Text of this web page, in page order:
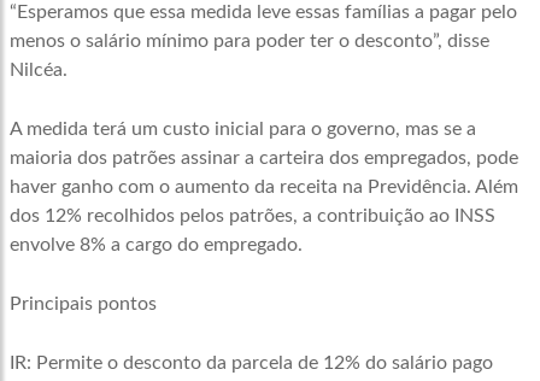
“Esperamos que essa medida leve essas famílias a pagar pelo
menos o salário mínimo para poder ter o desconto”, disse
Nilcéa.
A medida terá um custo inicial para o governo, mas se a
maioria dos patrões assinar a carteira dos empregados, pode
haver ganho com o aumento da receita na Previdência. Além
dos 12% recolhidos pelos patrões, a contribuição ao INSS
envolve 8% a cargo do empregado.
Principais pontos
IR: Permite o desconto da parcela de 12% do salário pago